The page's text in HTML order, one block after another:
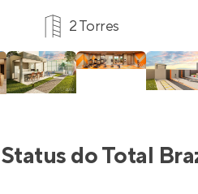
2 Torres
Status doTotal